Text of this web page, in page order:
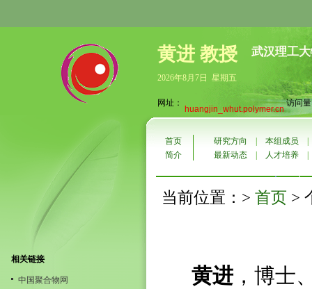
黄进 教授 武汉理工
2026年8月7日 星期五
网址：
huangjin_whut.polymer.cn访问
相关链接
中国聚合物网
首页 研究方向 本组成员
简介
最新动态 人才培养
当前位置：> 首页 >
黄进 ，博士